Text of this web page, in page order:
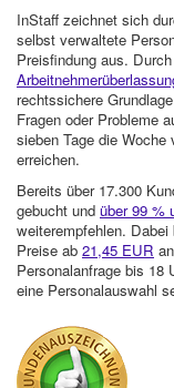
InStaff zeichnet sich
selbst verwaltete
Preisfindung aus.
rechtssichere
Fragen oder Probleme
sieben Tage die
erreichen.
Bereits über 17.300
gebucht und über 99 %
weiterempfehlen.
Preise ab 21,45 EUR
Personalanfrage bis 18
eine Personalauswahl